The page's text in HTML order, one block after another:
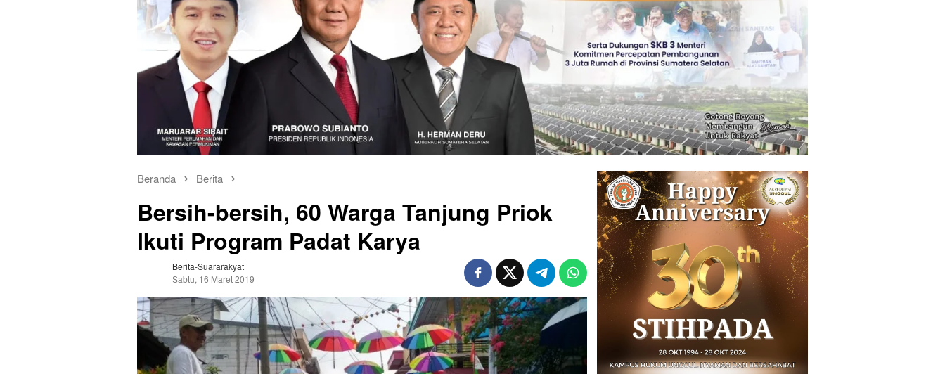
Beranda Berita
Bersih-bersih, 60 Warga Tanjung Priok
Ikuti Program Padat Karya
Berita-Suararakyat
Sabtu, 16 Maret 2019